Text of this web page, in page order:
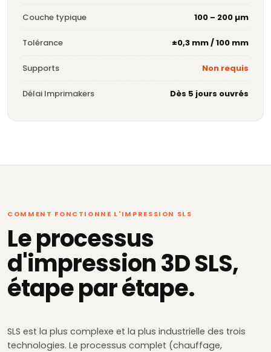
Couche typique 100 – 200 µm
Tolérance ±0,3 mm / 100 mm
Supports Non requis
Délai Imprimakers Dès 5 jours ouvrés
COMMENT FONCTIONNE L'IMPRESSION SLS
Le processus
d'impression 3D SLS,
étape par étape.
SLS est la plus complexe et la plus industrielle des trois
technologies. Le processus complet (chauffage,